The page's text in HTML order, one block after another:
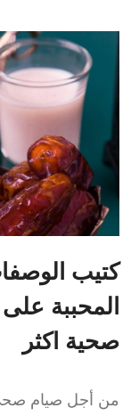
كتيب
المحببة
صحية اكثر
من أجل صيام